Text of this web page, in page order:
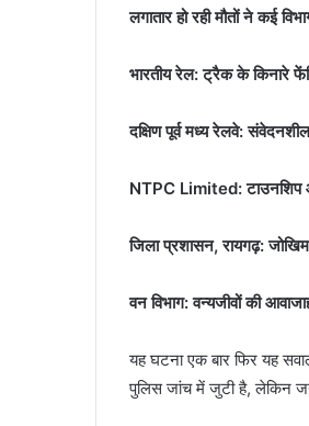
लगातार हो रही मौतों ने कई
भारतीय रेल: ट्रैक के किनारे
दक्षिण पूर्व मध्य रेलवे:
NTPC Limited: टाउनशिप
जिला प्रशासन, रायगढ़:
वन विभाग: वन्यजीवों की
यह घटना एक बार फिर यह
पुलिस जांच में जुटी है, लेकिन